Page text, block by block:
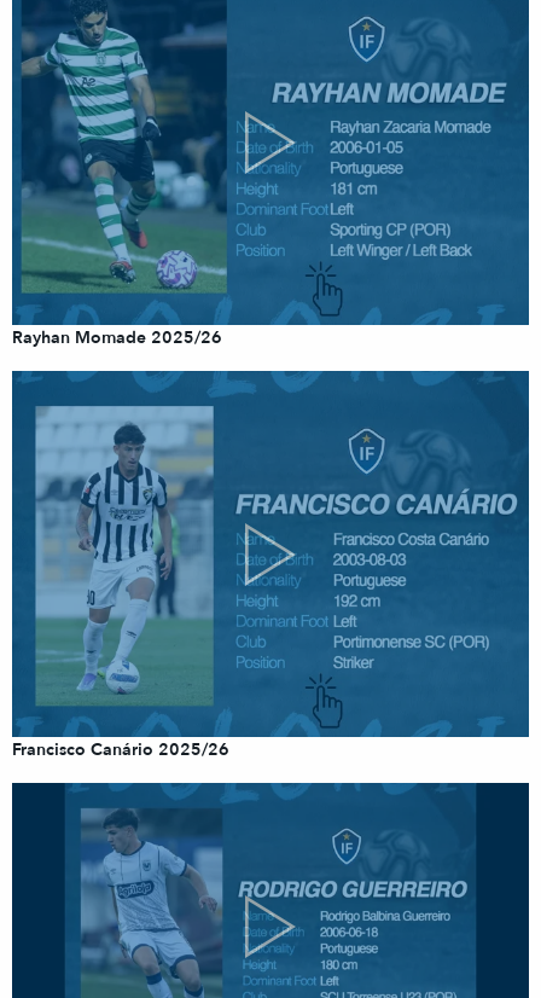
Rayhan Momade 2025/26
Francisco Canário 2025/26